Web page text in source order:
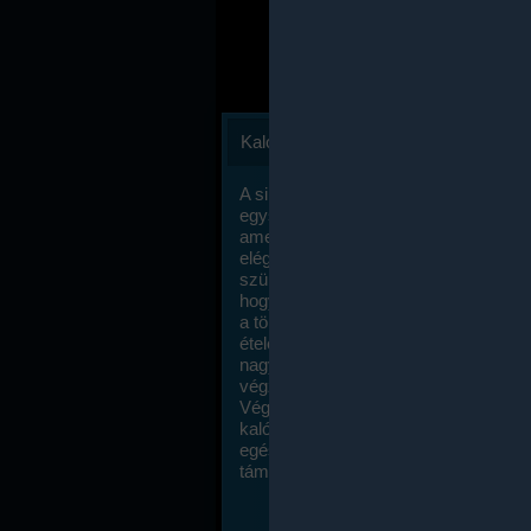
Kalóriaszámlálás
A sikeres fogyás titka valójában igen
egyszerű: égess több energiát, mint
amennyit beviszel. Természetesen
elég nagy fegyelemre és akaraterőre
szükség, de meglepődve fogod
hogy a kalóriaszámolás mennyire
a többi diétához képest. Itt nincsenek
ételek és a megengedett kalóriabevitelt
nagymértékben növelheted ha
végzel.
Végül, de nem utolsó sorban, a
kalóriaszámolás módszerét a legtöbb
egészségügyi szakorvos ajánlja és
támogatja.